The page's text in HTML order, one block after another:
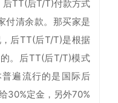
后TT(后T/T)付款方式
付清余款。那买家是
后TT(后T/T)是根据
。后TT(后T/T)模式
遍流行的是国际后
30%定金，另外70%